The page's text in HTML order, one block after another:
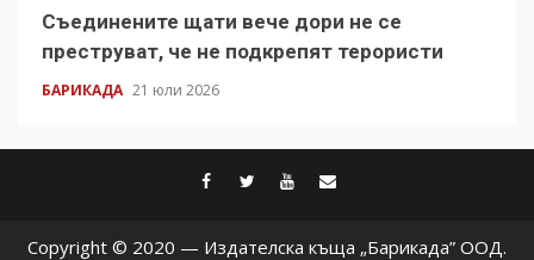
Съединените щати вече дори не се
преструват, че не подкрепят терористи
БАРИКАДА 21 юли 2026
facebook
twitter
youtube
Copyright © 2020 — Издателска къща „Барикада” ООД.